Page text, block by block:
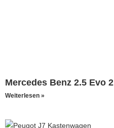
Mercedes Benz 2.5 Evo 2
Weiterlesen »